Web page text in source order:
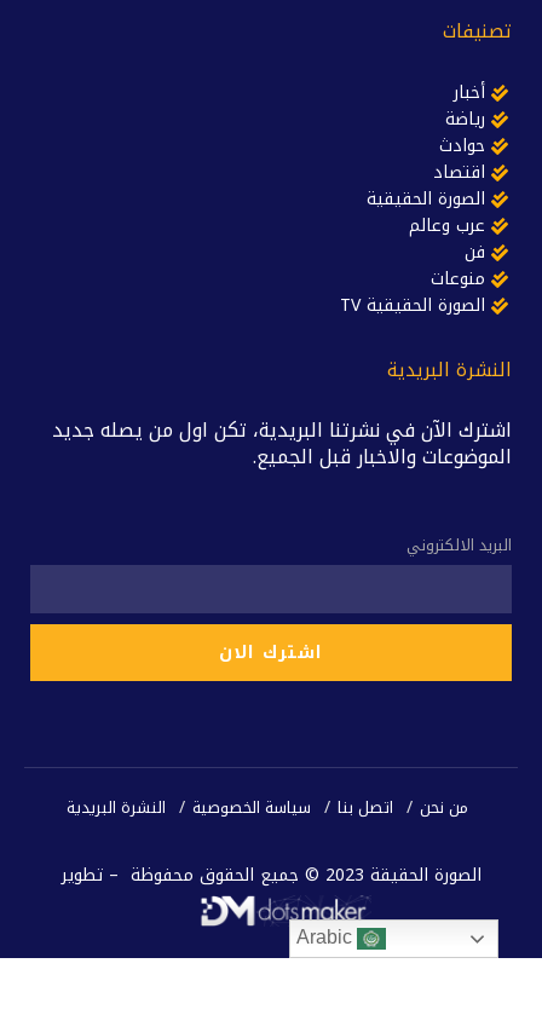
تصنيفات
أخبار
رياضة
حوادث
اقتصاد
الصورة الحقيقية
عرب وعالم
فن
منوعات
الصورة الحقيقية TV
النشرة البريدية
اشترك الآن في نشرتنا البريدية، تكن اول من يصله جديد
الموضوعات والاخبار قبل الجميع.
البريد الالكتروني
من نحن اتصل بنا سياسة الخصوصية النشرة البريدية
الصورة الحقيقة 2023 © جميع الحقوق محفوظة – تطوير